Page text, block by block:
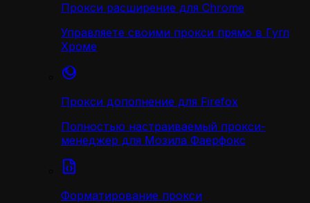
Прокси расширение для Chrome
Управляете своими прокси прямо в Гугл
Хроме
Прокси дополнение для Firefox
Полностью настраиваемый прокси-
менеджер для Мозила Фаерфокс
Форматирование прокси